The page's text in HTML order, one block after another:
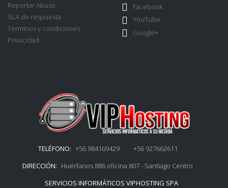
Reportar Abuso
SLA de respuesta
Terminos y condiciones
Privacidad
Facebook
YouTube
Google+
TELÉFONO: +56 984169429 +56 927662611
DIRECCIÓN: Huérfanos 886 oficina 807 - Santiago Centro
SERVICIOS INFORMÁTICOS VIPHOSTING SPA